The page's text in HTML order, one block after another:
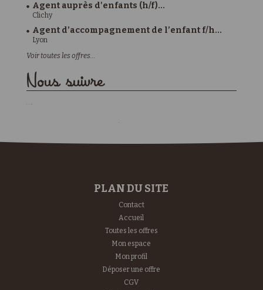
Agent auprès d'enfants (h/f)...
Clichy
Agent d’accompagnement de l’enfant f/h...
Lyon
Voir toutes les offres...
Nous suivre
PLAN DU SITE
Contact
Accueil
Toutes les offres
Mon espace
Mon profil
Déposer une offre
CGV